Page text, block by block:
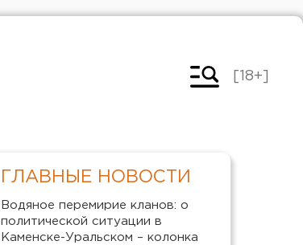
[18+]
ГЛАВНЫЕ НОВОСТИ
Водяное перемирие кланов: о
политической ситуации в
Каменске-Уральском – колонка